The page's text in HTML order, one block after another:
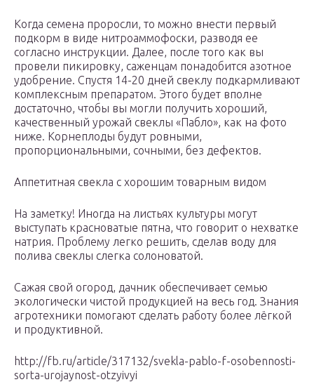
Когда семена проросли, то можно внести первый
подкорм в виде нитроаммофоски, разводя ее
согласно инструкции. Далее, после того как вы
провели пикировку, саженцам понадобится азотное
удобрение. Спустя 14-20 дней свеклу подкармливают
комплексным препаратом. Этого будет вполне
достаточно, чтобы вы могли получить хороший,
качественный урожай свеклы «Пабло», как на фото
ниже. Корнеплоды будут ровными,
пропорциональными, сочными, без дефектов.
Аппетитная свекла с хорошим товарным видом
На заметку! Иногда на листьях культуры могут
выступать красноватые пятна, что говорит о нехватке
натрия. Проблему легко решить, сделав воду для
полива свеклы слегка солоноватой.
Сажая свой огород, дачник обеспечивает семью
экологически чистой продукцией на весь год. Знания
агротехники помогают сделать работу более лёгкой
и продуктивной.
http://fb.ru/article/317132/svekla-pablo-f-osobennosti-
sorta-urojaynost-otzyivyi